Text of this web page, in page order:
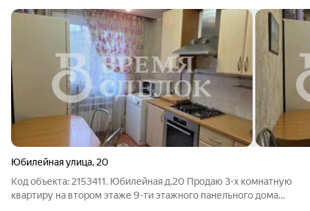
Юбилейная улица, 20
Код объекта: 2153411. Юбилейная д.20 Продаю 3-х комнатную
квартиру на втором этаже 9-ти этажного панельного дома